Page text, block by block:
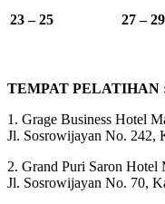
23 – 25
27 – 29
TEMPAT PELATIHAN
1. Grage Business Hotel
Jl. Sosrowijayan No. 242,
2. Grand Puri Saron Hotel
Jl. Sosrowijayan No. 70,